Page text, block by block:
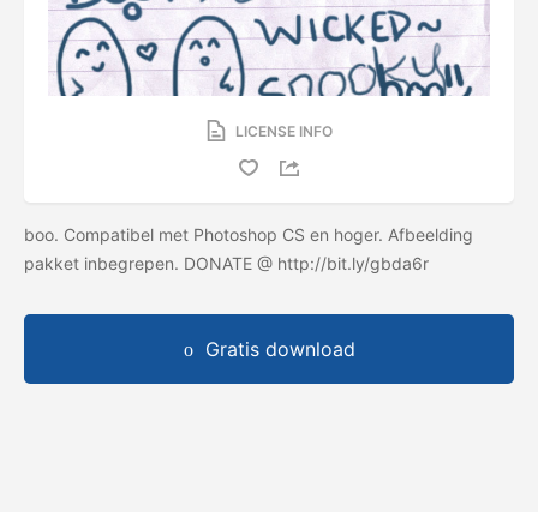
LICENSE INFO
boo. Compatibel met Photoshop CS en hoger. Afbeelding
pakket inbegrepen. DONATE @ http://bit.ly/gbda6r
Gratis download